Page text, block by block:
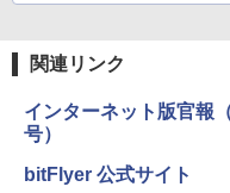
関連リンク
インターネット版官報
号）
bitFlyer 公式サイト